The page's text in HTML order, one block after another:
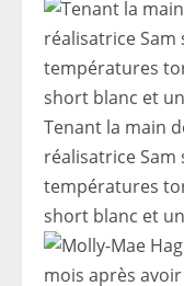
Tenant la main
réalisatrice Sam
températures
short blanc et